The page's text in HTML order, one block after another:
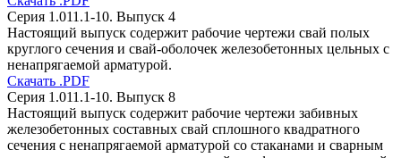
Серия 1.011.1-10. Выпуск 4
Настоящий выпуск содержит рабочие чертежи свай полых
круглого сечения и свай-оболочек железобетонных цельных с
ненапрягаемой арматурой.
Скачать .PDF
Серия 1.011.1-10. Выпуск 8
Настоящий выпуск содержит рабочие чертежи забивных
железобетонных составных свай сплошного квадратного
сечения с ненапрягаемой арматурой со стаканами и сварным